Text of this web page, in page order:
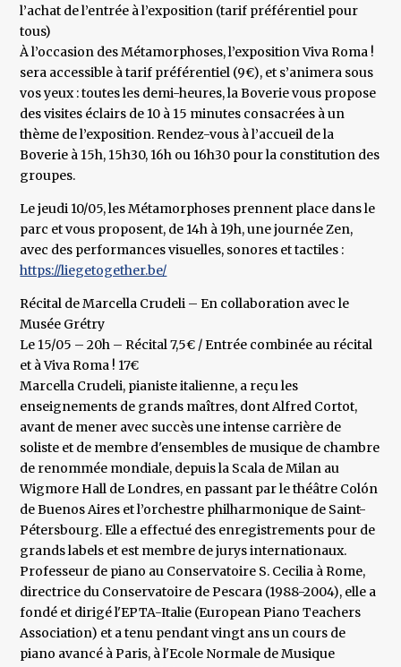
l’achat de l’entrée à l’exposition (tarif préférentiel pour
tous)
À l’occasion des Métamorphoses, l’exposition Viva Roma !
sera accessible à tarif préférentiel (9€), et s’animera sous
vos yeux : toutes les demi-heures, la Boverie vous propose
des visites éclairs de 10 à 15 minutes consacrées à un
thème de l’exposition. Rendez-vous à l’accueil de la
Boverie à 15h, 15h30, 16h ou 16h30 pour la constitution des
groupes.
Le jeudi 10/05, les Métamorphoses prennent place dans le
parc et vous proposent, de 14h à 19h, une journée Zen,
avec des performances visuelles, sonores et tactiles :
https://liegetogether.be/
Récital de Marcella Crudeli – En collaboration avec le
Musée Grétry
Le 15/05 – 20h – Récital 7,5€ / Entrée combinée au récital
et à Viva Roma ! 17€
Marcella Crudeli, pianiste italienne, a reçu les
enseignements de grands maîtres, dont Alfred Cortot,
avant de mener avec succès une intense carrière de
soliste et de membre d'ensembles de musique de chambre
de renommée mondiale, depuis la Scala de Milan au
Wigmore Hall de Londres, en passant par le théâtre Colón
de Buenos Aires et l’orchestre philharmonique de Saint-
Pétersbourg. Elle a effectué des enregistrements pour de
grands labels et est membre de jurys internationaux.
Professeur de piano au Conservatoire S. Cecilia à Rome,
directrice du Conservatoire de Pescara (1988-2004), elle a
fondé et dirigé l'EPTA-Italie (European Piano Teachers
Association) et a tenu pendant vingt ans un cours de
piano avancé à Paris, à l'Ecole Normale de Musique